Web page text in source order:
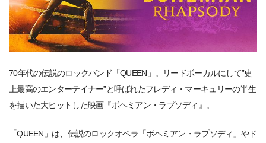
70年代の伝説のロックバンド「QUEEN」。リードボーカルにして”史
上最高のエンターテイナー”と呼ばれたフレディ・マーキュリーの半生
を描いた大ヒットした映画『ボヘミアン・ラプソディ』。
「QUEEN」は、伝説のロックオペラ「ボヘミアン・ラプソディ」やド